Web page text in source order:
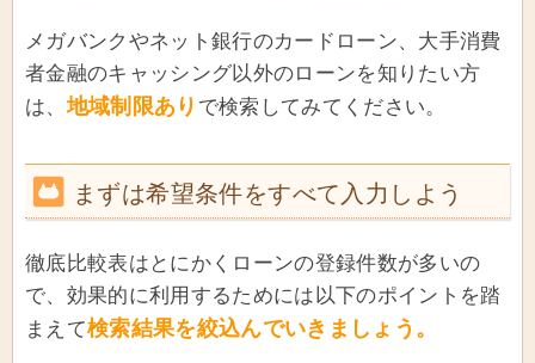
メガバンクやネット銀行のカードローン、大手消費
者金融のキャッシング以外のローンを知りたい方
は、地域制限あり で検索してみてください。
まずは希望条件をすべて入力しよう
徹底比較表はとにかくローンの登録件数が多いの
で、効果的に利用するためには以下のポイントを踏
まえて検索結果を絞込んでいきましょう。